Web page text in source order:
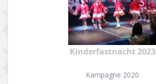
Kinderfastnacht 2023
Kampagne 2020